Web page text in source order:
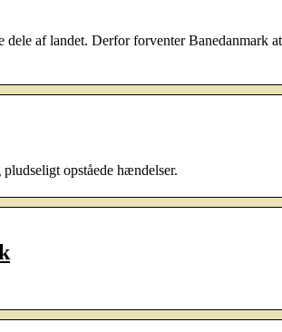
af landet. Derfor forventer Banedanmark
opståede hændelser.